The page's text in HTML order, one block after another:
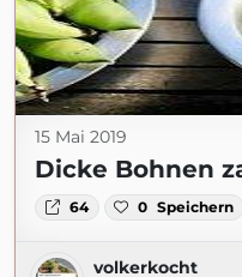
15 Mai 2019
Dicke Bohnen
64 0 Speichern
volkerkocht